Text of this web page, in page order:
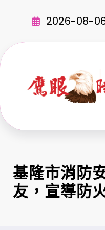
2026-08-
基隆市消防
友，宣導防